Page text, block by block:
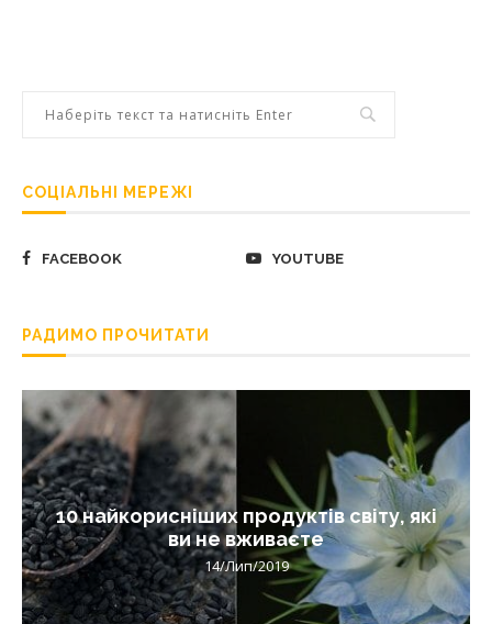
СОЦІАЛЬНІ МЕРЕЖІ
FACEBOOK YOUTUBE
РАДИМО ПРОЧИТАТИ
10 найкорисніших продуктів світу, які
ви не вживаєте
14/Лип/2019